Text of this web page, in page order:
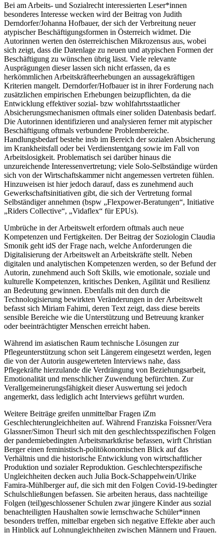
Bei am Arbeits- und Sozialrecht interessierten Leser*innen
besonderes Interesse wecken wird der Beitrag von Judith
Derndorfer/Johanna Hofbauer, der sich der Verbreitung neuer
atypischer Beschäftigungsformen in Österreich widmet. Die
Autorinnen werten den österreichischen Mikrozensus aus, wobei
sich zeigt, dass die Datenlage zu neuen und atypischen Formen der
Beschäftigung zu wünschen übrig lässt. Viele relevante
Ausprägungen dieser lassen sich nicht erfassen, da es
herkömmlichen Arbeitskräfteerhebungen an aussagekräftigen
Kriterien mangelt. Derndorfer/Hofbauerist in ihrer Forderung nach
zusätzlichen empirischen Erhebungen beizupflichten, da die
Entwicklung effektiver sozial- bzw wohlfahrtsstaatlicher
Absicherungsmechanismen oftmals einer soliden Datenbasis bedarf.
Die Autorinnen identifizieren und analysieren ferner mit atypischer
Beschäftigung oftmals verbundene Problembereiche.
Handlungsbedarf bestehe insb im Bereich der sozialen Absicherung
im Krankheitsfall oder bei Verdienstentgang sowie im Fall von
Arbeitslosigkeit. Problematisch sei darüber hinaus die
unzureichende Interessenvertretung; viele Solo-Selbständige würden
sich von der Wirtschaftskammer nicht angemessen vertreten fühlen.
Hinzuweisen ist hier jedoch darauf, dass es zunehmend auch
Gewerkschaftsinitiativen gibt, die sich der Vertretung formal
Selbständiger annehmen (bspw „Flexpower-Beratungen“, Initiative
„Riders Collective“, „Vidaflex“ für EPUs).
Umbrüche in der Arbeitswelt erfordern oftmals auch neue
Kompetenzen und Fertigkeiten. Der Beitrag der Soziologin Claudia
Smonik geht idS der Frage nach, welche Anforderungen die
Digitalisierung der Arbeitswelt an Arbeitskräfte stellt. Neben
digitalen und analytischen Kompetenzen werden, so der Befund der
Autorin, zunehmend auch Soft Skills, wie emotionale, soziale und
kulturelle Kompetenzen, kritisches Denken, Agilität und Resilienz
an Bedeutung gewinnen. Ebenfalls mit den durch die
Technologisierung bewirkten Veränderungen in der Arbeitswelt
befasst sich Miriam Fahimi, deren Text zeigt, dass diese bereits
sensible Bereiche wie die Unterstützung und Betreuung kranker
oder beeinträchtigter Menschen erreicht haben.
Während im asiatischen Raum technische Lösungen zur
Pflegeunterstützung schon seit Längerem eingesetzt werden, legen
die von der Autorin ausgewerteten Interviews nahe, dass
Pflegekräfte hierzulande die Verdrängung von Beziehungsarbeit,
Emotionalität und menschlicher Zuwendung befürchten. Zur
Verallgemeinerungsfähigkeit dieser Auswertung sei jedoch
angemerkt, dass lediglich acht Interviews geführt wurden.
Weitere Beiträge greifen unmittelbar Fragen iZm
Geschlechterungleichheiten auf. Während Franziska Foissner/Vera
Glassner/Simon Theurl sich mit den geschlechtsspezifischen Folgen
der pandemiebedingten Arbeitsmarktkrise befassen, wirft Christian
Berger einen feministisch-politökonomischen Blick auf das
Verhältnis und die historische Entwicklung von wirtschaftlicher
Produktion und sozialer Reproduktion. Geschlechterspezifische
Ungleichheiten decken auch Julia Bock-Schappelwein/Ulrike
Famira-Mühlbergerauf, die sich mit den Folgen Covid-19-bedingter
Schulschließungen befassen. Sie arbeiten heraus, dass nachteilige
Folgen (teil)geschlossener Schulen zwar jüngere Kinder aus sozial
benachteiligten Haushalten sowie lernschwache Schüler*innen
besonders treffen, mittelbar ergeben sich negative Effekte aber auch
in Hinblick auf Lohnungleichheiten zwischen Männern und Frauen.